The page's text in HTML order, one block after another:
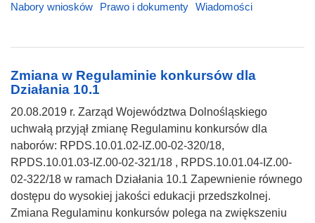
Nabory wniosków
Prawo i dokumenty Wiadomości
Zmiana w Regulaminie konkursów dla
Działania 10.1
20.08.2019 r. Zarząd Województwa Dolnośląskiego
uchwałą przyjął zmianę Regulaminu konkursów dla
naborów: RPDS.10.01.02-IZ.00-02-320/18,
RPDS.10.01.03-IZ.00-02-321/18 , RPDS.10.01.04-IZ.00-
02-322/18 w ramach Działania 10.1 Zapewnienie równego
dostępu do wysokiej jakości edukacji przedszkolnej.
Zmiana Regulaminu konkursów polega na zwiększeniu